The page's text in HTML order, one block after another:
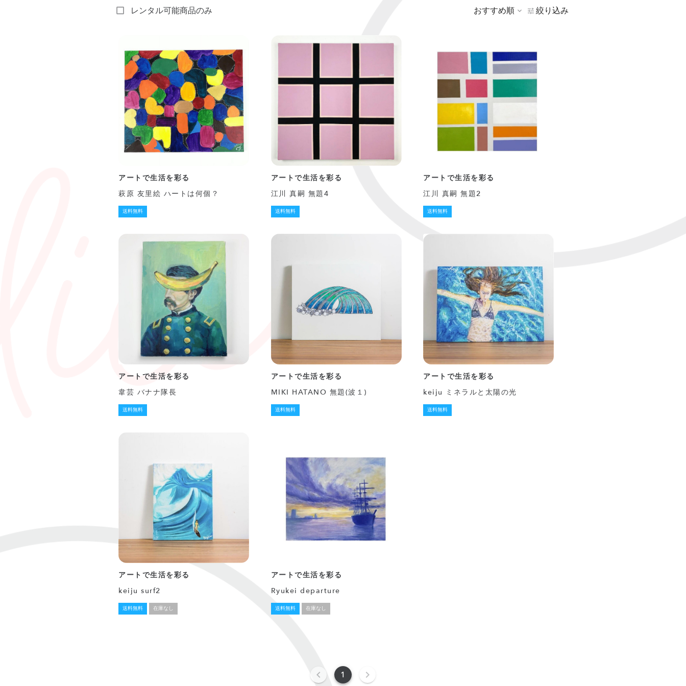
レンタル可能商品のみ おすすめ順 絞り込み
アートで生活を彩る
萩原 友里絵 ハートは何個？
送料無料
アートで生活を彩る
江川 真嗣 無題4
送料無料
アートで生活を彩る
江川 真嗣 無題2
送料無料
アートで生活を彩る
韋芸 バナナ隊長
送料無料
アートで生活を彩る
MIKI HATANO 無題(波１)
送料無料
アートで生活を彩る
keiju ミネラルと太陽の光
送料無料
アートで生活を彩る
keiju surf2
送料無料 在庫なし
アートで生活を彩る
Ryukei departure
送料無料 在庫なし
1